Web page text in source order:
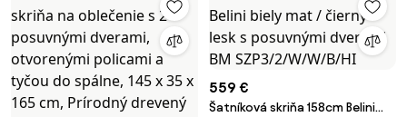
559 €
Šatníková skriňa 158cm Belini